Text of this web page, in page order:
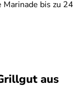
bis zu 24
aus